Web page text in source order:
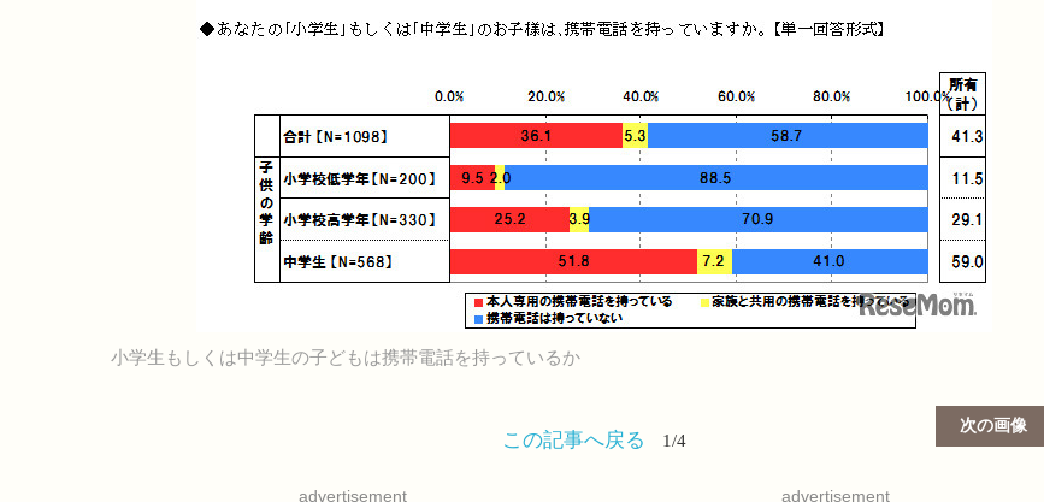
小学生もしくは中学生の子どもは携帯電話を持っているか
次の画像
この記事へ戻る 1/4
advertisement advertisement